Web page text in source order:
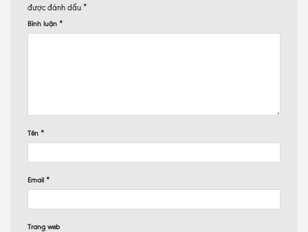
được đánh dấu *
Bình luận *
Tên *
Email *
Trang web